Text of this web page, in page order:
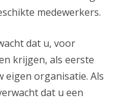
medewerkers.
dat u, voor
krijgen, als eerste
eigen organisatie. Als
dat u een